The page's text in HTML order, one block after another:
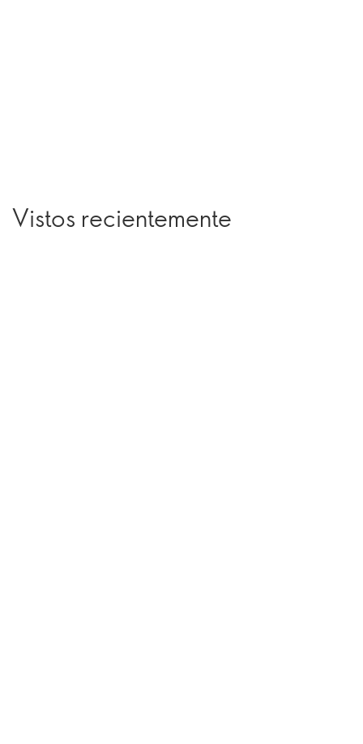
Vistos recientemente